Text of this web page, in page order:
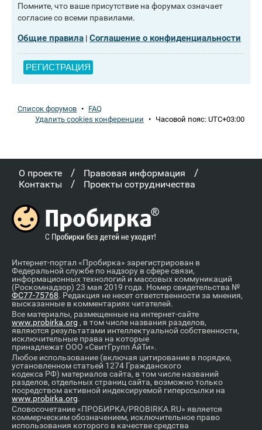
Помните, что ваше присутствие на форумах означает
согласие со всеми правилами.
Общие правила | Соглашение о конфиденциальности
РЕГИСТРАЦИЯ
Список форумов • FAQ
Удалить cookies конференции • Часовой пояс: UTC+03:00
О проекте / Правовая информация /
Контакты / Проекты сотрудничества
Интернет-портал «Пробирка» зарегистрирован в
Федеральной службе по надзору в сфере связи,
информационных технологий и массовых коммуникаций
(Роскомнадзор) 23 мая 2019 года. Номер свидетельства №
ФС77-75768. Редакция не несет ответственности за мнения,
высказанные в комментариях читателей.
Все материалы, размещенные на интернет-сайте
www.probirka.org , в том числе названия разделов,
являются результатами интеллектуальной собственности,
исключительные права на которые
принадлежат ООО «СвитГрупп АйТи».
Любое использование (включая цитирование в порядке,
установленном статьей 1274 Гражданского
кодекса РФ) материалов сайта, в том числе названий
разделов, отдельных страниц сайта, возможно только
посредством активной индексируемой гиперссылки на
www.probirka.org.
Словосочетание «ПРОБИРКА/PROBIRKA.RU» является
коммерческим обозначением, исключительное право
использования которого в качестве средства